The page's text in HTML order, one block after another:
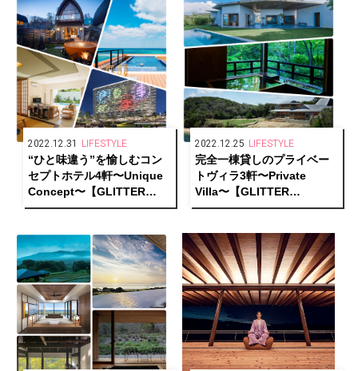
2022.12.31 LIFESTYLE
“ひと味違う”を愉しむコン
セプトホテル4軒〜Unique
Concept〜【GLITTER
HOTELS AWARDS 2022
2022.12.25 LIFESTYLE
完全一棟貸しのプライベー
トヴィラ3軒〜Private
Villa〜【GLITTER
HOTELS AWARDS 2022